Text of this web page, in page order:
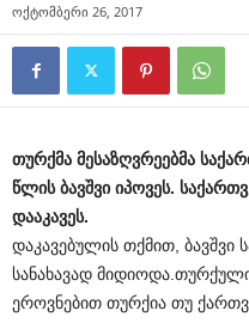
ოქტომბერი 26, 2017
თურქმა მესაზღვრეებმა
წლის ბავშვი იპოვეს.
დააკავეს.
დაკავებულის თქმით,
სანახავად
ეროვნებით თურქია თუ